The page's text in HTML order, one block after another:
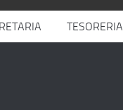
TESORERIA